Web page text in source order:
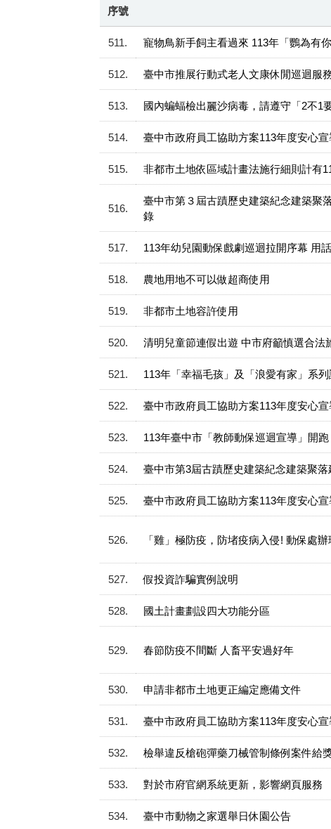
序號
511 寵物鳥新手飼主看過來 113年「鸚為有
512 臺中市推展行動式老人文康休閒巡迴服
513 國內蝙蝠檢出麗沙病毒，請遵守「2不1
514 臺中市政府員工協助方案113年度安心宣
515 非都市土地依區域計畫法施行細則計有
516
臺中市第３屆古蹟歷史建築紀念建築聚
錄
517 113年幼兒園動保戲劇巡迴拉開序幕 用
518 農地用地不可以做超商使用
519 非都市土地容許使用
520 清明兒童節連假出遊 中市府籲慎選合法
521 113年「幸福毛孩」及「浪愛有家」系
522 臺中市政府員工協助方案113年度安心宣
523 113年臺中市「教師動保巡迴宣導」開
524 臺中市第3屆古蹟歷史建築紀念建築聚
525 臺中市政府員工協助方案113年度安心宣
526 「雞」極防疫，防堵疫病入侵! 動保處
527 假投資詐騙實例說明
528 國土計畫劃設四大功能分區
529 春節防疫不間斷 人畜平安過好年
530 申請非都市土地更正編定應備文件
531 臺中市政府員工協助方案113年度安心宣
532 檢舉違反槍砲彈藥刀械管制條例案件給
533 對於市府官網系統更新，影響網頁服務
534 臺中市動物之家選舉日休園公告